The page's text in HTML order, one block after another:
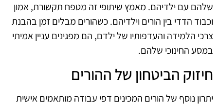
שלהם עם ילדיהם. מאמץ שיתופי זה מטפח תקשורת, אמון
וכבוד הדדי בין הורים וילדיהם. כשהורים מבלים זמן בהבנת
צרכי הלמידה והעדפותיו של ילדם, הם מפגינים עניין אמיתי
במסע החינוכי שלהם.
חיזוק הביטחון של ההורים
יתרון נוסף של הורים המכינים דפי עבודה מותאמים אישית